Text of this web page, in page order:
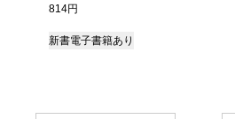
814円
新書電子書籍あり